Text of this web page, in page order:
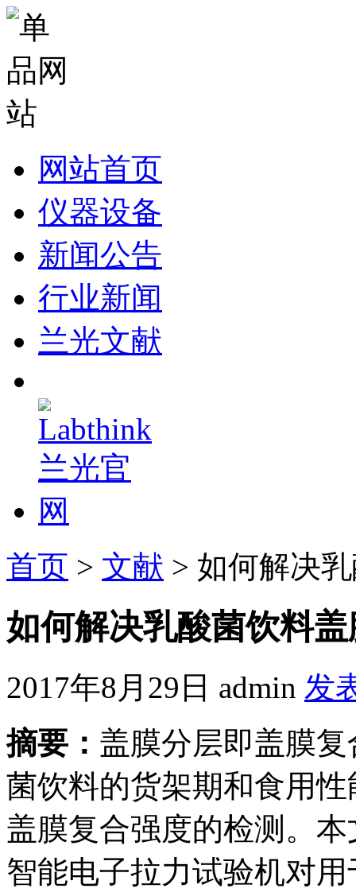
网站首页
仪器设备
新闻公告
行业新闻
兰光文献
首页 > 文献 > 如何解决
如何解决乳酸菌饮料
2017年8月29日 admin 发
摘要： 盖膜分层即盖膜
菌饮料的货架期和食用
盖膜复合强度的检测。
智能电子拉力试验机对